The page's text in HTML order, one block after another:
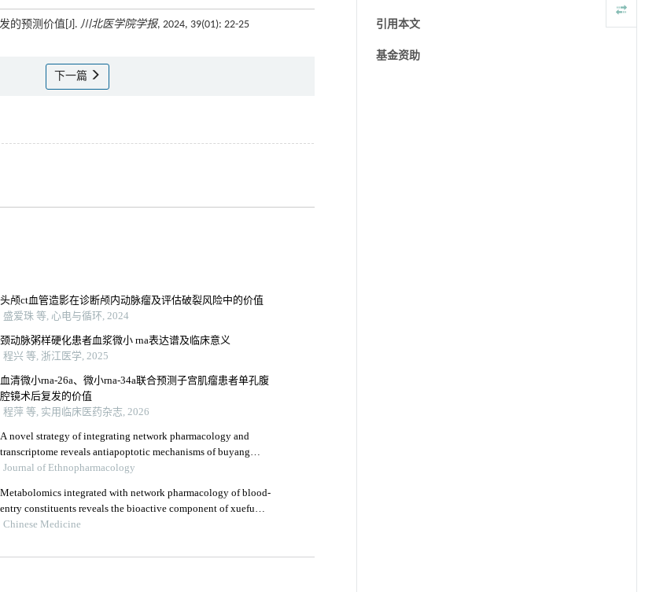
的预测价值[J]. 川北医学院学报, 2024, 39(01): 22-25
下一篇
引用本文
基金资助